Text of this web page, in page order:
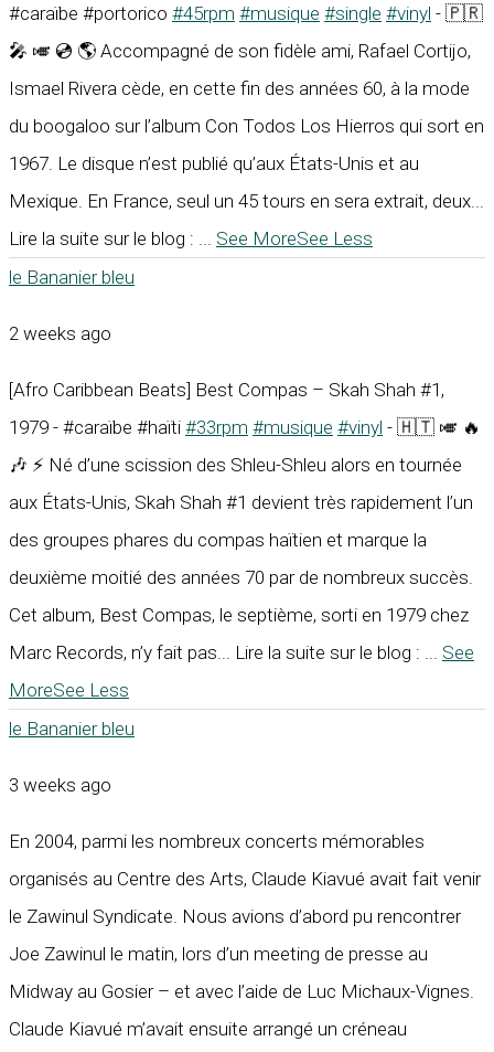
#caraïbe #portorico #45rpm #musique #single #vinyl - 🇵🇷
🎤 🎺 💿 🌎 Accompagné de son fidèle ami, Rafael Cortijo,
Ismael Rivera cède, en cette fin des années 60, à la mode
du boogaloo sur l’album Con Todos Los Hierros qui sort en
1967. Le disque n’est publié qu’aux États-Unis et au
Mexique. En France, seul un 45 tours en sera extrait, deux...
Lire la suite sur le blog :
See MoreSee Less
le Bananier bleu
2 weeks ago
[Afro Caribbean Beats] Best Compas – Skah Shah #1,
1979 - #caraïbe #haïti #33rpm #musique #vinyl - 🇭🇹 🎺 🔥
🎶 ⚡ Né d’une scission des Shleu-Shleu alors en tournée
aux États-Unis, Skah Shah #1 devient très rapidement l’un
des groupes phares du compas haïtien et marque la
deuxième moitié des années 70 par de nombreux succès.
Cet album, Best Compas, le septième, sorti en 1979 chez
Marc Records, n’y fait pas... Lire la suite sur le blog :
See
MoreSee Less
le Bananier bleu
3 weeks ago
En 2004, parmi les nombreux concerts mémorables
organisés au Centre des Arts, Claude Kiavué avait fait venir
le Zawinul Syndicate. Nous avions d’abord pu rencontrer
Joe Zawinul le matin, lors d’un meeting de presse au
Midway au Gosier – et avec l’aide de Luc Michaux-Vignes.
Claude Kiavué m’avait ensuite arrangé un créneau